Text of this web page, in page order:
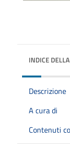
INDICE
Descrizione
A cura di
Contenuti